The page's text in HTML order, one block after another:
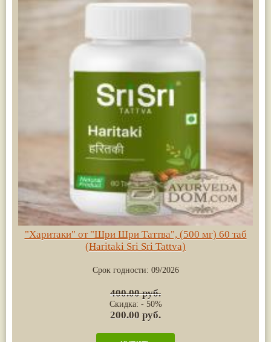
"Харитаки" от "Шри Шри Таттва", (500 мг) 60 таб
(Haritaki Sri Sri Tattva)
Срок годности: 09/2026
400.00 руб.
Скидка: - 50%
200.00 руб.